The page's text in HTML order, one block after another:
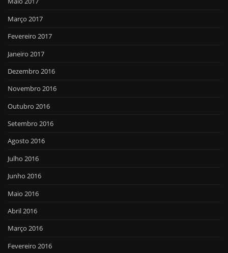
Março 2017
Fevereiro 2017
Janeiro 2017
Dezembro 2016
Novembro 2016
Outubro 2016
Setembro 2016
Agosto 2016
Julho 2016
Junho 2016
Maio 2016
Abril 2016
Março 2016
Fevereiro 2016